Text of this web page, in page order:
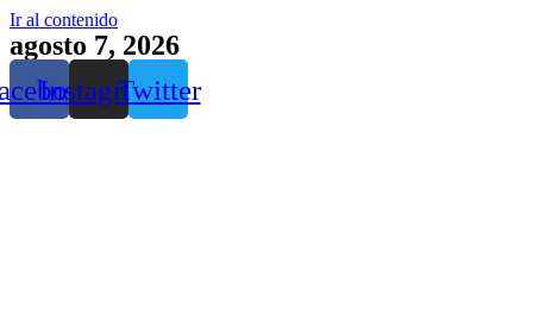
Ir al contenido
agosto 7, 2026
InstagramTwitter